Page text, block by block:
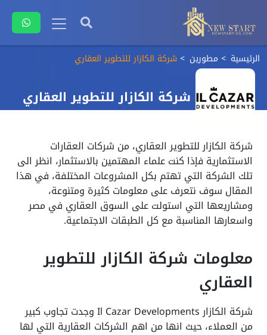
الرئيسية مطورين شركة الكازار للتطوير العقاري
شركة الكازار للتطوير العقاري
شركة الكازار للتطوير العقاري، من شركات العقارات
الاستثمارية فإذا كنت علماء المهتمين بالاستثمار، انظر الى
تلك الشركة التي تهتم بكل المشروعات المختلفة، في هذا
المقال سوف نتعرف على معلومات كثيرة ومتنوعة،
ومشاريعها التي استولت على السوق العقاري في مصر
واسعارها المناسبة مع كل الطبقات الاجتماعية.
معلومات شركة الكازار للتطوير
العقاري
شركة الكازار Il Cazar Developments وجدت تجاوب كبير
من العملاء، حيث انها من اهم الشركات العقارية التي لها